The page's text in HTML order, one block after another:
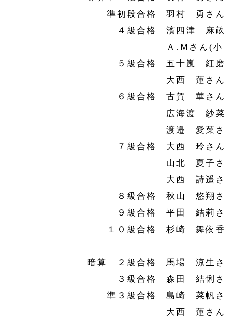
準初段合格 羽村 勇さん
４級合格 濱四津 麻畝
Ａ.Ｍさん(小
５級合格 五十嵐 紅磨
大西 蓮さん(
６級合格 古賀 華さん
広海渡 紗菜さ
渡邉 愛菜さん(
７級合格 大西 玲さん
山北 夏子さん(
大西 詩遥さん(
８級合格 秋山 悠翔さ
９級合格 平田 結莉さ
１０級合格 杉崎 舞依香
暗算 ２級合格 馬場 涼生さ
３級合格 森田 結悧さ
準３級合格 島崎 菜帆さ
大西 蓮さん(